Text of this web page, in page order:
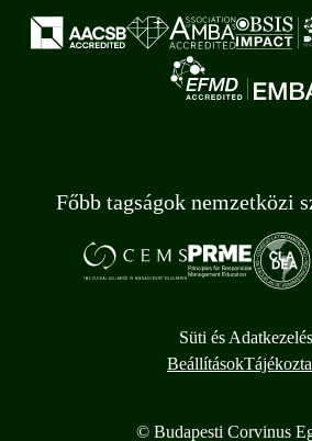
Főbb tagságok nemzetközi
Süti és Adatkezelés
Beállítások
© Budapesti Corvinus